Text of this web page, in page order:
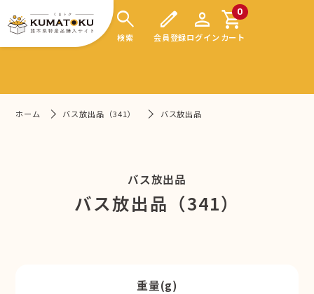
search
検索
edit
会員登録
person
ログイン
0
shopping_cart
カート
ホーム バス放出品（341） バス放出品
バス放出品
バス放出品（341）
重量(g)